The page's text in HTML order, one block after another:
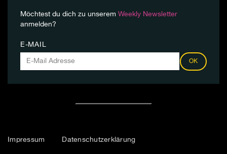
Möchtest du dich zu unserem Weekly Newsletter
anmelden?
E-MAIL
OK
Impressum Datenschutzerklärung